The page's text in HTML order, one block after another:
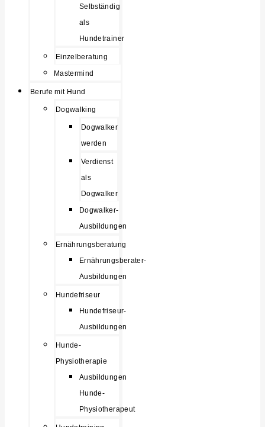
Selbständig
als
Hundetrainer
Einzelberatung
Mastermind
Berufe mit Hund
Dogwalking
Dogwalker
werden
Verdienst
als
Dogwalker
Dogwalker-
Ausbildungen
Ernährungsberatung
Ernährungsberater-
Ausbildungen
Hundefriseur
Hundefriseur-
Ausbildungen
Hunde-
Physiotherapie
Ausbildungen
Hunde-
Physiotherapeut